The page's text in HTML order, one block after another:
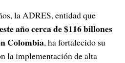
la ADRES, entidad que
año cerca de $116 billones
Colombia, ha fortalecido su
la implementación de alta